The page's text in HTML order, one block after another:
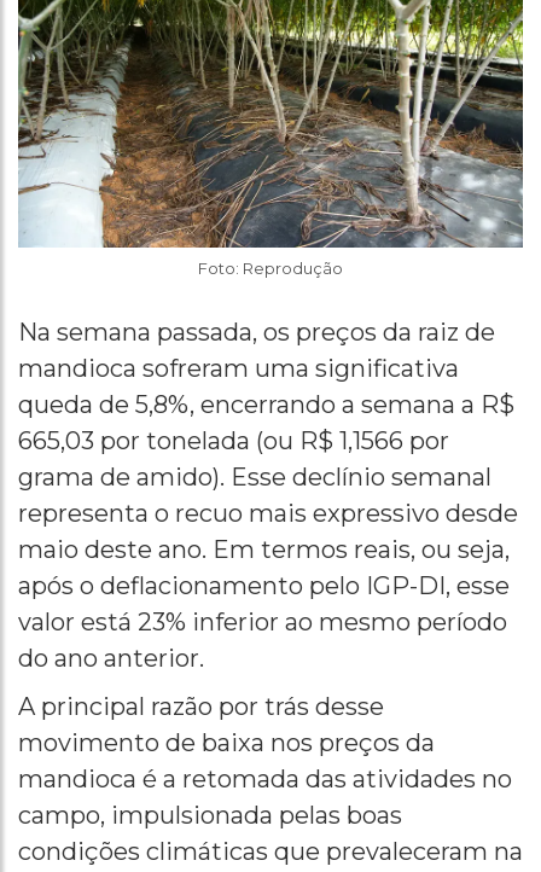
Foto: Reprodução
Na semana passada, os preços da raiz de
mandioca sofreram uma significativa
queda de 5,8%, encerrando a semana a R$
665,03 por tonelada (ou R$ 1,1566 por
grama de amido). Esse declínio semanal
representa o recuo mais expressivo desde
maio deste ano. Em termos reais, ou seja,
após o deflacionamento pelo IGP-DI, esse
valor está 23% inferior ao mesmo período
do ano anterior.
A principal razão por trás desse
movimento de baixa nos preços da
mandioca é a retomada das atividades no
campo, impulsionada pelas boas
condições climáticas que prevaleceram na